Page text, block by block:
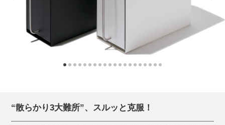
“散らかり3大難所”、スルッと克服！